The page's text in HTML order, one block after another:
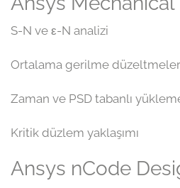
S-N ve ε-N analizi
Ortalama gerilme
Zaman ve PSD tabanlı
Kritik düzlem yaklaşımı
Ansys nCode